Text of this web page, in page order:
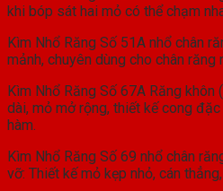
khi bóp sát hai mỏ có thể chạm
Kìm Nhổ Răng Số 51A nhổ chân
mảnh, chuyên dùng cho chân răng
Kìm Nhổ Răng Số 67A Răng khôn
dài, mỏ mở rộng, thiết kế cong
hàm.
Kìm Nhổ Răng Số 69 nhổ chân
vỡ: Thiết kế mỏ kẹp nhỏ, cán